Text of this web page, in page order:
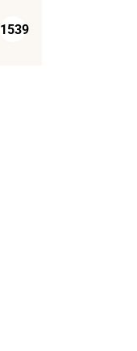
1539